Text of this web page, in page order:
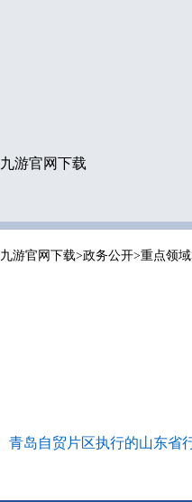
九游官网下载
九游官网下载>政务公开>重点领域
青岛自贸片区执行的山东省